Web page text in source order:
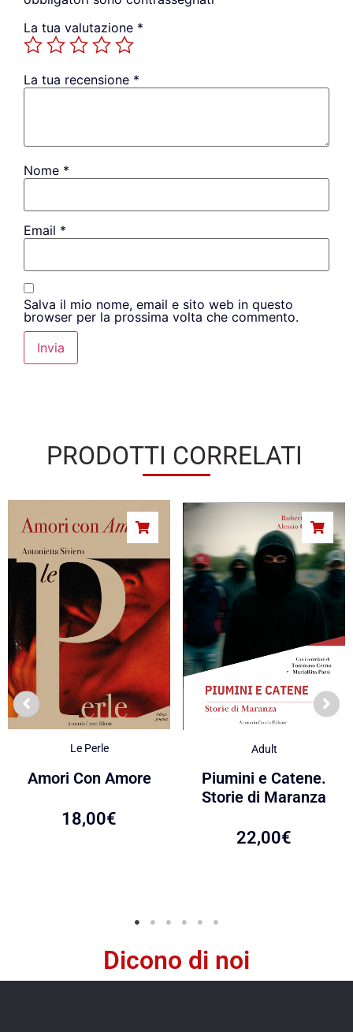
La tua valutazione *
La tua recensione *
Nome *
Email *
Salva il mio nome, email e sito web in questo
browser per la prossima volta che commento.
PRODOTTI CORRELATI
Le Perle
Amori Con Amore
18,00€
Adult
Piumini e Catene.
Storie di Maranza
22,00€
Dicono di noi